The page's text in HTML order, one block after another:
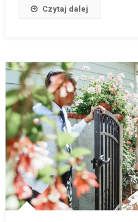
Czytaj dalej